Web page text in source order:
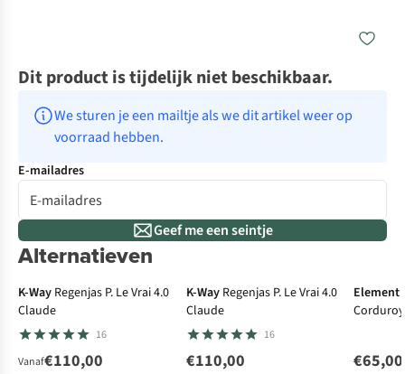
Dit product is tijdelijk niet beschikbaar.
We sturen je een mailtje als we dit artikel weer op
voorraad hebben.
E-mailadres
Geef me een seintje
Alternatieven
K-Way Regenjas P. Le Vrai 4.0
Claude
16
Vanaf€110,00
K-Way Regenjas P. Le Vrai 4.0
Claude
16
€110,00
Element
€65,00